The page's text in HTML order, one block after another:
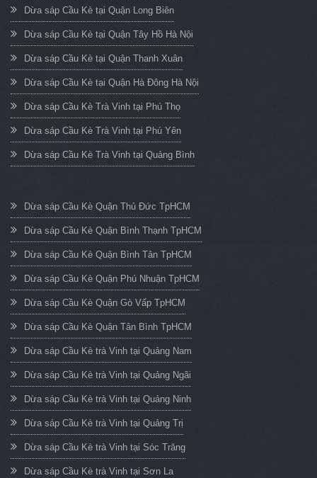
Dừa sáp Cầu Kè tại Quận Long Biên
Dừa sáp Cầu Kè tại Quận Tây Hồ Hà Nội
Dừa sáp Cầu Kè tại Quận Thanh Xuân
Dừa sáp Cầu Kè tại Quận Hà Đông Hà Nội
Dừa sáp Cầu Kè Trà Vinh tại Phú Thọ
Dừa sáp Cầu Kè Trà Vinh tại Phú Yên
Dừa sáp Cầu Kè Trà Vinh tại Quảng Bình
Dừa sáp Cầu Kè Quận Thủ Đức TpHCM
Dừa sáp Cầu Kè Quận Bình Thạnh TpHCM
Dừa sáp Cầu Kè Quận Bình Tân TpHCM
Dừa sáp Cầu Kè Quận Phú Nhuận TpHCM
Dừa sáp Cầu Kè Quận Gò Vấp TpHCM
Dừa sáp Cầu Kè Quận Tân Bình TpHCM
Dừa sáp Cầu Kè trà Vinh tại Quảng Nam
Dừa sáp Cầu Kè trà Vinh tại Quảng Ngãi
Dừa sáp Cầu Kè trà Vinh tại Quảng Ninh
Dừa sáp Cầu Kè trà Vinh tại Quảng Trị
Dừa sáp Cầu Kè trà Vinh tại Sóc Trăng
Dừa sáp Cầu Kè trà Vinh tại Sơn La